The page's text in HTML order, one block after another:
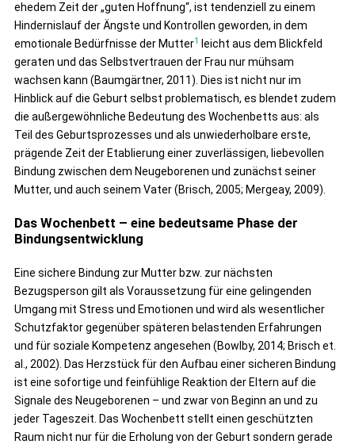
ehedem Zeit der „guten Hoffnung“, ist tendenziell zu einem
Hindernislauf der Ängste und Kontrollen geworden, in dem
emotionale Bedürfnisse der Mutter1
leicht aus dem Blickfeld
geraten und das Selbstvertrauen der Frau nur mühsam
wachsen kann (Baumgärtner, 2011). Dies ist nicht nur im
Hinblick auf die Geburt selbst problematisch, es blendet zudem
die außergewöhnliche Bedeutung des Wochenbetts aus: als
Teil des Geburtsprozesses und als unwiederholbare erste,
prägende Zeit der Etablierung einer zuverlässigen, liebevollen
Bindung zwischen dem Neugeborenen und zunächst seiner
Mutter, und auch seinem Vater (Brisch, 2005; Mergeay, 2009).
Das Wochenbett – eine bedeutsame Phase der
Bindungsentwicklung
Eine sichere Bindung zur Mutter bzw. zur nächsten
Bezugsperson gilt als Voraussetzung für eine gelingenden
Umgang mit Stress und Emotionen und wird als wesentlicher
Schutzfaktor gegenüber späteren belastenden Erfahrungen
und für soziale Kompetenz angesehen (Bowlby, 2014; Brisch et.
al., 2002). Das Herzstück für den Aufbau einer sicheren Bindung
ist eine sofortige und feinfühlige Reaktion der Eltern auf die
Signale des Neugeborenen – und zwar von Beginn an und zu
jeder Tageszeit. Das Wochenbett stellt einen geschützten
Raum nicht nur für die Erholung von der Geburt sondern gerade